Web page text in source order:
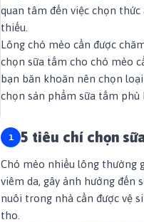
quan tâm đến việc chọn
thiếu.
Lông chó mèo cần được
chọn sữa tắm cho chó mèo
bạn băn khoăn nên chọn
chọn sản phẩm sữa tắm phù
5 tiêu chí chọn
Chó mèo nhiều lông thường
viêm da, gây ảnh hưởng đến
nuôi trong nhà cần được vệ
tho.